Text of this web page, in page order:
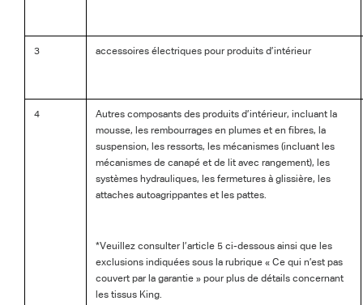
3 accessoires électriques pour produits d’intérieur
4
Autres composants des produits d’intérieur, incluant la
mousse, les rembourrages en plumes et en fibres, la
suspension, les ressorts, les mécanismes (incluant les
mécanismes de canapé et de lit avec rangement), les
systèmes hydrauliques, les fermetures à glissière, les
attaches autoagrippantes et les pattes.
*Veuillez consulter l’article 5 ci-dessous ainsi que les
exclusions indiquées sous la rubrique « Ce qui n’est pas
couvert par la garantie » pour plus de détails concernant
les tissus King.